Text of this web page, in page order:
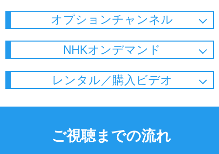
オプションチャンネル
NHKオンデマンド
レンタル／購入ビデオ
ご視聴までの流れ